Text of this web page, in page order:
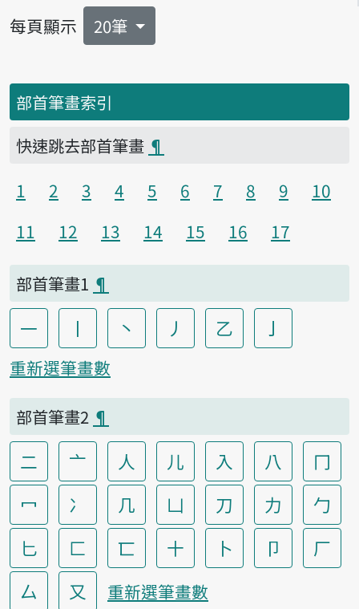
每頁顯示 20筆
部首筆畫索引
快速跳去部首筆畫 ¶
1
2 3 4 5 6 7 8 9
10
11
12 13 14 15 16 17
部首筆畫1 ¶
一 丨 丶 丿 乙 亅
重新選筆畫數
部首筆畫2 ¶
二 亠 人 儿 入 八
冂
冖
冫 几 凵 刀 力
勹
匕
匚 匸 十 卜 卩
厂
厶
又 重新選筆畫數